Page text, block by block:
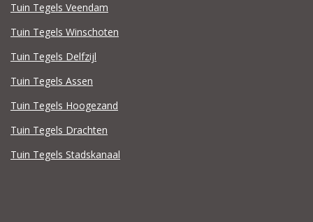
Tuin Tegels Veendam
Tuin Tegels Winschoten
Tuin Tegels Delfzijl
Tuin Tegels Assen
Tuin Tegels Hoogezand
Tuin Tegels Drachten
Tuin Tegels Stadskanaal